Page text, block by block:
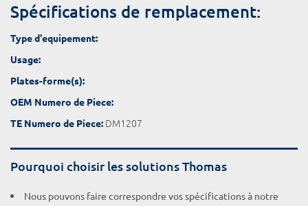
Spécifications de remplacement:
Type d'equipement:
Usage:
Plates-forme(s):
OEM Numero de Piece:
TE Numero de Piece: DM1207
Pourquoi choisir les solutions Thomas
Nous pouvons faire correspondre vos spécifications à notre